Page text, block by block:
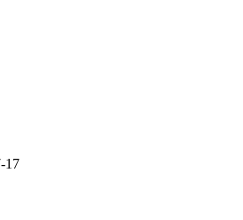
17